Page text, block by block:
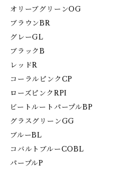
オリーブグリーンOG
ブラウンBR
グレーGL
ブラックB
レッドR
コーラルピンクCP
ローズピンクRPI
ビートルートパープルBP
グラスグリーンGG
ブルーBL
コバルトブルーCOBL
パープルP